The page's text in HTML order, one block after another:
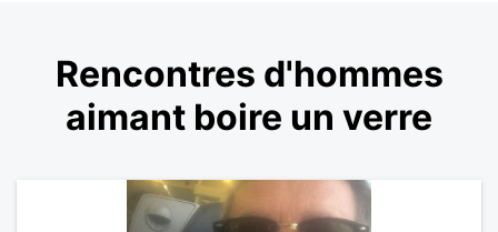
Rencontres d'hommes
aimant boire un verre